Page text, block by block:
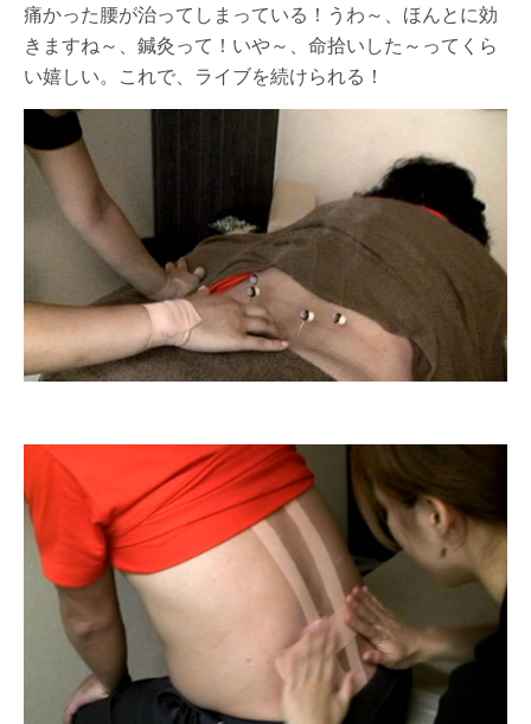
痛かった腰が治ってしまっている！うわ～、ほんとに効
きますね～、鍼灸って！いや～、命拾いした～ってくら
い嬉しい。これで、ライブを続けられる！